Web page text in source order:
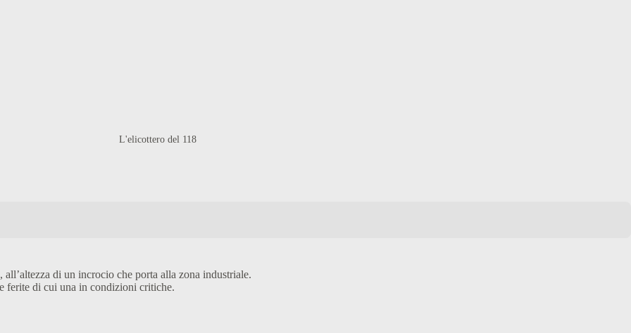
L'elicottero del 118
di un incrocio che porta alla zona industriale.
ferite di cui una in condizioni critiche.